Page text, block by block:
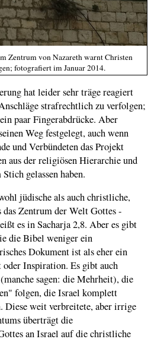
Zentrum von Nazareth warnt Christen
fotografiert im Januar 2014.
hat leider sehr träge reagiert
strafrechtlich zu verfolgen;
paar Fingerabdrücke. Aber
Weg festgelegt, auch wenn
und Verbündeten das Projekt
aus der religiösen Hierarchie und
gelassen haben.
jüdische als auch christliche,
das Zentrum der Welt Gottes -
es in Sacharja 2,8. Aber es gibt
die Bibel weniger ein
Dokument ist als eher ein
Inspiration. Es gibt auch
sagen: die Mehrheit), die
folgen, die Israel komplett
Diese weit verbreitete, aber irrige
überträgt die
an Israel auf die christliche